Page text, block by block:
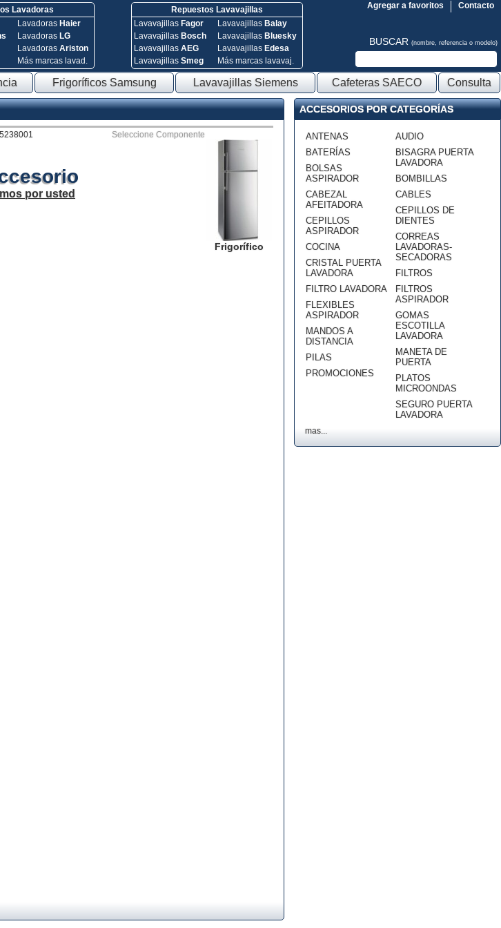
Lavadoras
Lavadoras Haier
Lavadoras LG
Lavadoras Ariston
Más marcas lavad.
Repuestos Lavavajillas
Lavavajillas Fagor
Lavavajillas Bosch
Lavavajillas AEG
Lavavajillas Smeg
Lavavajillas Balay
Lavavajillas Bluesky
Lavavajillas Edesa
Más marcas lavavaj.
Contacto
Agregar a favoritos
BUSCAR (nombre, referencia o modelo)
Frigoríficos Samsung Lavavajillas Siemens Cafeteras SAECO Consulta
Seleccione Componente
Frigorífico
por usted
ACCESORIOS POR CATEGORÍAS
ANTENAS
BATERÍAS
BOLSAS
ASPIRADOR
CABEZAL
AFEITADORA
CEPILLOS
ASPIRADOR
COCINA
CRISTAL PUERTA
LAVADORA
FILTRO LAVADORA
FLEXIBLES
ASPIRADOR
MANDOS A
DISTANCIA
PILAS
PROMOCIONES
AUDIO
BISAGRA PUERTA
LAVADORA
BOMBILLAS
CABLES
CEPILLOS DE
DIENTES
CORREAS
LAVADORAS-
SECADORAS
FILTROS
FILTROS
ASPIRADOR
GOMAS
ESCOTILLA
LAVADORA
MANETA DE
PUERTA
PLATOS
MICROONDAS
SEGURO PUERTA
LAVADORA
mas...